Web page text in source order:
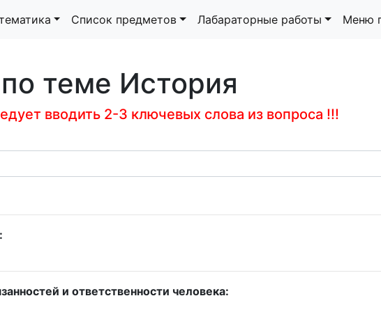
Список предметов Лабараторные работы Меню
теме История
вводить 2-3 ключевых слова из вопроса !!!
и ответственности человека: